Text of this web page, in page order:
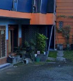
n
g
P
e
m
e
r